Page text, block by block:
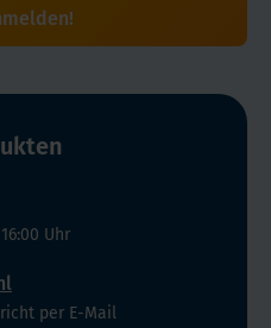
Uhr
per E-Mail